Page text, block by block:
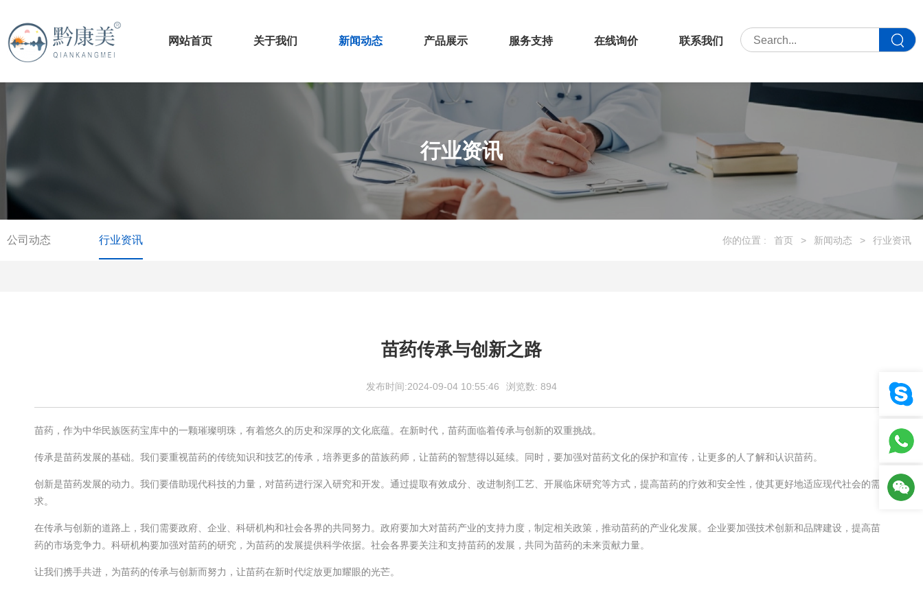
网站首页 关于我们 新闻动态 产品展示 服务支持 在线询价 联系我们
行业资讯
公司动态 行业资讯 你的位置 : 首页 > 新闻动态 > 行业资讯
苗药传承与创新之路
发布时间:2024-09-04 10:55:46 浏览数: 894
苗药，作为中华民族医药宝库中的一颗璀璨明珠，有着悠久的历史和深厚的文化底蕴。在新时代，苗药面临着传承与创新的双重挑战。
传承是苗药发展的基础。我们要重视苗药的传统知识和技艺的传承，培养更多的苗族药师，让苗药的智慧得以延续。同时，要加强对苗药文化的保护和宣传，让更多的人了解和认识苗药。
创新是苗药发展的动力。我们要借助现代科技的力量，对苗药进行深入研究和开发。通过提取有效成分、改进制剂工艺、开展临床研究等方式，提高苗药的疗效和安全性，使其更好地适应现代社会的需
求。
在传承与创新的道路上，我们需要政府、企业、科研机构和社会各界的共同努力。政府要加大对苗药产业的支持力度，制定相关政策，推动苗药的产业化发展。企业要加强技术创新和品牌建设，提高苗
药的市场竞争力。科研机构要加强对苗药的研究，为苗药的发展提供科学依据。社会各界要关注和支持苗药的发展，共同为苗药的未来贡献力量。
让我们携手共进，为苗药的传承与创新而努力，让苗药在新时代绽放更加耀眼的光芒。